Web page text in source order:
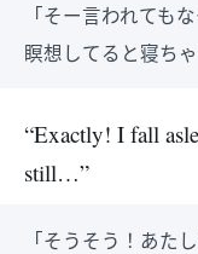
「そー言われても
瞑想してると寝ち
“Exactly! I fall
still…”
「そうそう！あた